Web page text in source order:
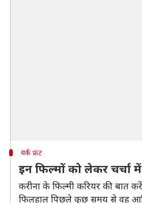
वर्क फ्रंट
इन फिल्मों को लेकर चर्चा
करीना के फिल्मी करियर की बात
फिलहाल पिछले कुछ समय से वह